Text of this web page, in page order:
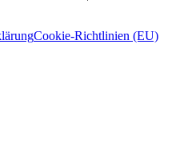
Cookie-Richtlinien (EU)